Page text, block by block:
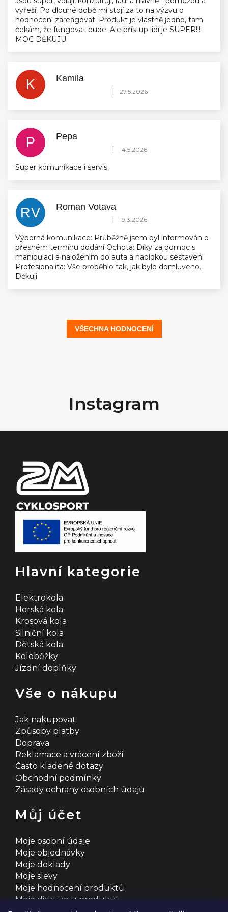
vyřeší. Po dlouhé době mi stojí za to na výzvu o
hodnocení zareagovat. Produkt je vlastně jedno, tam
čekám, že fungovat bude. Ale přístup lidí je SUPER!!!
MOC DĚKUJU.
K Kamila
Hodnocení obchodu je 5 z 5 hvězdiček.
| 27.5.2026
P Pepa
Hodnocení obchodu je 5 z 5 hvězdiček.
| 14.5.2026
Super komunikace i servis.
RV Roman Votava
Hodnocení obchodu je 5 z 5 hvězdiček.
| 19.3.2026
Výborná komunikace: Průběžně jsem byl informován o
přesném termínu dodání Ochota: Díky za pomoc s
manipulací a naložením do auta a nabídkou sestavení
Profesionalita: Vše proběhlo tak, jak bylo domluveno.
Děkuji
VŠECHNA HODNOCENÍ
t
Instagram
Hlavní kategorie
Elektrokola
Horská kola
Krosová kola
Silniční kola
Dětská kola
Koloběžky
Jízdní doplňky
Vše o nákupu
Jak nakupovat
Způsoby platby
Doprava
Reklamace a vrácení zboží
Často kladené dotazy
Obchodní podmínky
Zásady ochrany osobních údajů
Můj účet
Moje osobní údaje
Moje objednávky
Moje doklady
Moje slevy
Moje hodnocení produktů
Moje diskuze u produktů